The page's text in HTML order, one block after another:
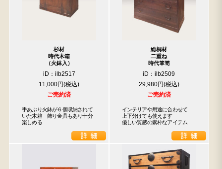
杉材
時代木箱
（火鉢入）
iD：ilb2517
11,000円
ご売約済
手あぶり火鉢が６個収納されて
いた木箱　飾り金具もあり十分
楽しめる
総桐材
二重ね
時代箪笥
iD：ilb2509
29,980円
ご売約済
インテリアや用途に合わせて
上下分けても使えます
優しい質感の素朴なアイテム